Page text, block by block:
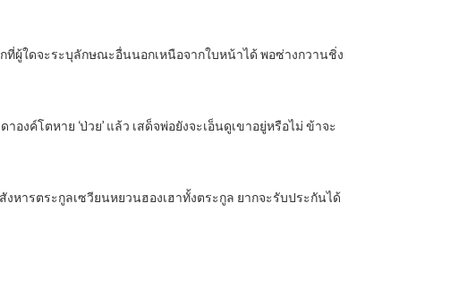
ที่ผู้ใดจะระบุลักษณะอื่นนอกเหนือจากใบหน้าได้ พอซ่างกวานชิ่ง
งค์โตหาย ‘ป่วย’ แล้ว เสด็จพ่อยังจะเอ็นดูเขาอยู่หรือไม่ ข้าจะ
หารตระกูลเซวียนหยวนฮองเฮาทั้งตระกูล ยากจะรับประกันได้